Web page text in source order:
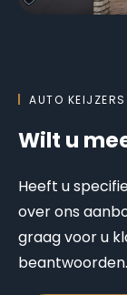
AUTO
Wilt u
Heeft u
over ons
graag voor u
beantwoorden.